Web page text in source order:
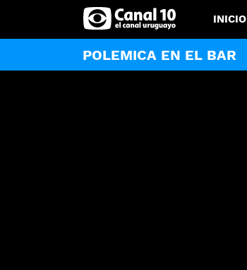
INICIO
POLEMICA EN EL BAR